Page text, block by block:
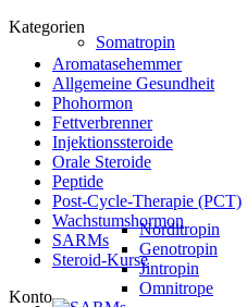
Somatropin
Norditropin
Genotropin
Jintropin
Omnitrope
Kategorien
Aromatasehemmer
Allgemeine Gesundheit
Phohormon
Fettverbrenner
Injektionssteroide
Orale Steroide
Peptide
Post-Cycle-Therapie (PCT)
Wachstumshormon
SARMs
Steroid-Kurse
Konto